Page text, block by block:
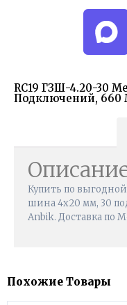
RC19 ГЗШ-4.20-30
Подключений, 660
Купить по
шина 4х20 мм, 30
Anbik. Доставка по
Похожие Товары